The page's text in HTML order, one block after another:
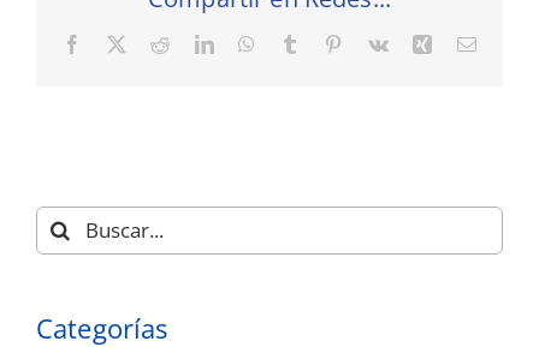
Facebook RedditLinkedInWhatsApp
Tumblr Pinterest
Vk XingCorreo
Buscar:
Categorías